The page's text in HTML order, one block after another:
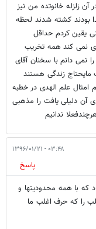
زلزله خانوتده من نیز
بودند کشته شدند لحظه
یقین کردم حداقل
نمی کند همه تخریب
نمی دانم با سخنان آقای
زندگی هستند
امثال علم الهدی در خطبه
آن دلیلی یافت را مذهبی
ندانیم
۰۳:۴۸ - ۱۳۹۶/۰۱/۲۱
پاسخ
که با همه محدودیتها و
را که حرف اغلب ما